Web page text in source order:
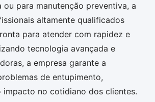
ou para manutenção preventiva, a
altamente qualificados
para atender com rapidez e
tecnologia avançada e
a empresa garante a
de entupimento,
impacto no cotidiano dos clientes.